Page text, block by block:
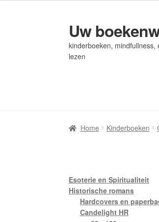
Ga
door
naar
Ga
naar
de
Uw
kinderboeken,
lezen
Home Kinderboeken
Esoterie en Spiritualiteit
Historische romans
Hardcovers en
Candelight HR